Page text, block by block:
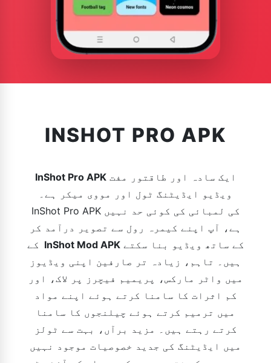
INSHOT PRO APK
InShot Pro APKایک سادہ اور طاقتور مفت
ویڈیو ایڈیٹنگ ٹول اور مووی میکر ہے۔
InShot Pro APK کی لمبائی کی کوئی حد نہیں
ہے، آپ اپنے کیمرہ رول سے تصویر درآمد کر
InShot Mod APKکے ساتھ ویڈیو بنا سکتے
ہیں۔ تاہم، زیادہ تر صارفین اپنی ویڈیوز
میں واٹر مارکس، پریمیم فیچرز پر لاک، اور
کم اثرات کا سامنا کرتے ہوئے اپنے مواد
میں ترمیم کرتے ہوئے چیلنجوں کا سامنا
کرتے رہتے ہیں۔ مزید برآں، بہت سے ٹولز
میں ایڈیٹنگ کی جدید خصوصیات موجود نہیں